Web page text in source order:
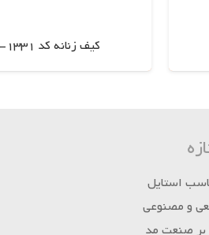
کیف زنانه کد 1331-1
استایل
و مصنوعی
بر صنعت مد